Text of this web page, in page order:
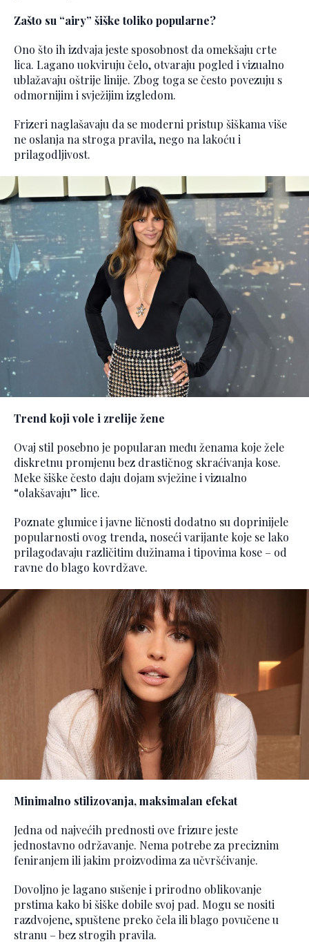
Zašto su “airy” šiške toliko popularne?
Ono što ih izdvaja jeste sposobnost da omekšaju crte
lica. Lagano uokviruju čelo, otvaraju pogled i vizualno
ublažavaju oštrije linije. Zbog toga se često povezuju s
odmornijim i svježijim izgledom.
Frizeri naglašavaju da se moderni pristup šiškama više
ne oslanja na stroga pravila, nego na lakoću i
prilagodljivost.
Trend koji vole i zrelije žene
Ovaj stil posebno je popularan među ženama koje žele
diskretnu promjenu bez drastičnog skraćivanja kose.
Meke šiške često daju dojam svježine i vizualno
“olakšavaju” lice.
Poznate glumice i javne ličnosti dodatno su doprinijele
popularnosti ovog trenda, noseći varijante koje se lako
prilagođavaju različitim dužinama i tipovima kose – od
ravne do blago kovrdžave.
Minimalno stilizovanja, maksimalan efekat
Jedna od najvećih prednosti ove frizure jeste
jednostavno održavanje. Nema potrebe za preciznim
feniranjem ili jakim proizvodima za učvršćivanje.
Dovoljno je lagano sušenje i prirodno oblikovanje
prstima kako bi šiške dobile svoj pad. Mogu se nositi
razdvojene, spuštene preko čela ili blago povučene u
stranu – bez strogih pravila.